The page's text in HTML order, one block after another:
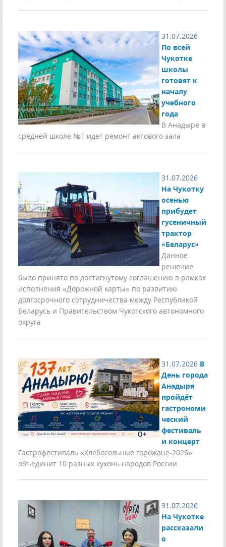
31.07.2026
По всей
Чукотке
школы
готовят к
началу
учебного
года
В Анадыре в
средней школе №1 идет ремонт актового зала
31.07.2026
На Чукотку
осенью
прибудет
гусеничный
трактор
«Беларус»
Данное
решение
было принято по достигнутому соглашению в рамках
исполнения «Дорожной карты» по развитию
долгосрочного сотрудничества между Республикой
Беларусь и Правительством Чукотского автономного
округа
31.07.2026 В
День города
Анадыря
пройдёт
гастрономи
ческий
фестиваль
и концерт
Гастрофестиваль «Хлебосольные горожане-2026»
объединит 10 разных кухонь народов России
31.07.2026
На Чукотке
рассказали
о